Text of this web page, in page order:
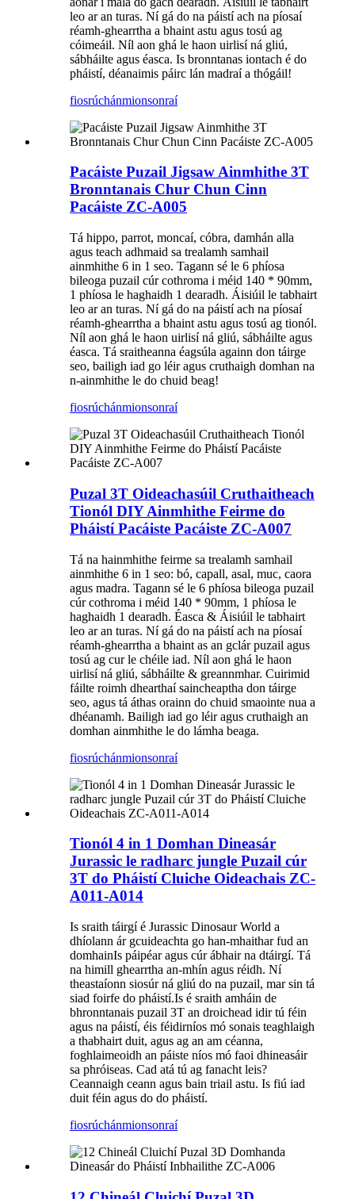
leo ar an turas. Ní gá do na páistí ach na píosaí
réamh-ghearrtha a bhaint astu agus tosú ag
cóimeáil. Níl aon ghá le haon uirlisí ná gliú,
sábháilte agus éasca. Is bronntanas iontach é do
pháistí, déanaimis páirc lán madraí a thógáil!
fiosrúchánmionsonraí
Pacáiste Puzail Jigsaw Ainmhithe 3T
Bronntanais Chur Chun Cinn
Pacáiste ZC-A005
Tá hippo, parrot, moncaí, cóbra, damhán alla
agus teach adhmaid sa trealamh samhail
ainmhithe 6 in 1 seo. Tagann sé le 6 phíosa
bileoga puzail cúr cothroma i méid 140 * 90mm,
1 phíosa le haghaidh 1 dearadh. Áisiúil le tabhairt
leo ar an turas. Ní gá do na páistí ach na píosaí
réamh-ghearrtha a bhaint astu agus tosú ag tionól.
Níl aon ghá le haon uirlisí ná gliú, sábháilte agus
éasca. Tá sraitheanna éagsúla againn don táirge
seo, bailigh iad go léir agus cruthaigh domhan na
n-ainmhithe le do chuid beag!
fiosrúchánmionsonraí
Puzal 3T Oideachasúil Cruthaitheach
Tionól DIY Ainmhithe Feirme do
Pháistí Pacáiste Pacáiste ZC-A007
Tá na hainmhithe feirme sa trealamh samhail
ainmhithe 6 in 1 seo: bó, capall, asal, muc, caora
agus madra. Tagann sé le 6 phíosa bileoga puzail
cúr cothroma i méid 140 * 90mm, 1 phíosa le
haghaidh 1 dearadh. Éasca & Áisiúil le tabhairt
leo ar an turas. Ní gá do na páistí ach na píosaí
réamh-ghearrtha a bhaint as an gclár puzail agus
tosú ag cur le chéile iad. Níl aon ghá le haon
uirlisí ná gliú, sábháilte & greannmhar. Cuirimid
fáilte roimh dhearthaí saincheaptha don táirge
seo, agus tá áthas orainn do chuid smaointe nua a
dhéanamh. Bailigh iad go léir agus cruthaigh an
domhan ainmhithe le do lámha beaga.
fiosrúchánmionsonraí
Tionól 4 in 1 Domhan Dineasár
Jurassic le radharc jungle Puzail cúr
3T do Pháistí Cluiche Oideachais ZC-
A011-A014
Is sraith táirgí é Jurassic Dinosaur World a
dhíolann ár gcuideachta go han-mhaithar fud an
domhainIs páipéar agus cúr ábhair na dtáirgí. Tá
na himill ghearrtha an-mhín agus réidh. Ní
theastaíonn siosúr ná gliú do na puzail, mar sin tá
siad foirfe do pháistí.Is é sraith amháin de
bhronntanais puzail 3T an droichead idir tú féin
agus na páistí, éis féidirníos mó sonais teaghlaigh
a thabhairt duit, agus ag an am céanna,
foghlaimeoidh an páiste níos mó faoi dhineasáir
sa phróiseas. Cad atá tú ag fanacht leis?
Ceannaigh ceann agus bain triail astu. Is fiú iad
duit féin agus do do pháistí.
fiosrúchánmionsonraí